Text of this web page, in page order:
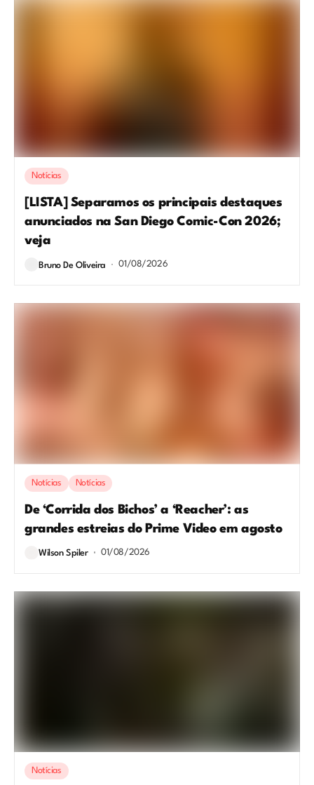
Notícias
[LISTA] Separamos os principais destaques
anunciados na San Diego Comic-Con 2026;
veja
Bruno De Oliveira 01/08/2026
Notícias Notícias
De ‘Corrida dos Bichos’ a ‘Reacher’: as
grandes estreias do Prime Video em agosto
Wilson Spiler 01/08/2026
Notícias